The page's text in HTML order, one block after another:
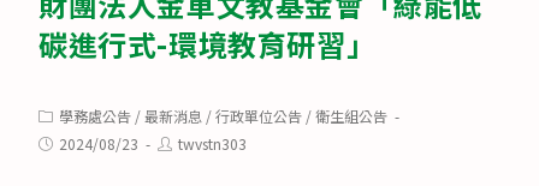
碳進行式-環境教育研習」
Post
category:
學務處公告 /最新消息 /行政單位公告 /衛生組公告
Post2024/08/23
Posttwvstn303